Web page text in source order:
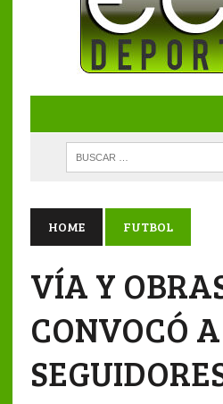
HOME FUTBOL
VÍA Y
CONVOCÓ A